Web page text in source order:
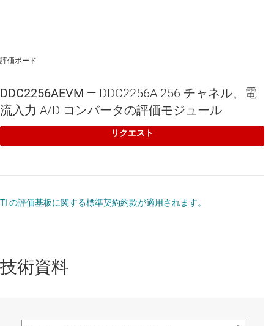
ップアウト電圧レギュレータ
低ドロップアウト電圧レギュレータ
TPS7A47 — イネーブル搭載、1A、36V、低ノイズ、高 PSRR、低
ドロップアウト電圧レギュレータ
LM3525—0.5A 負荷、2.7 ～ 5.5V、80 mΩ USB パワー スイッチ
ツー レール出力)、36V オペアンプ
OPA211—1.1nV/√Hz のノイズ、低消費電力、高精度オペアンプ
評価ボード
DDC2256AEVM — DDC2256A 256 チャネル、電
流入力 A/D コンバータの評価モジュール
リクエスト
TI の評価基板に関する標準契約約款が適用されます。
技術資料